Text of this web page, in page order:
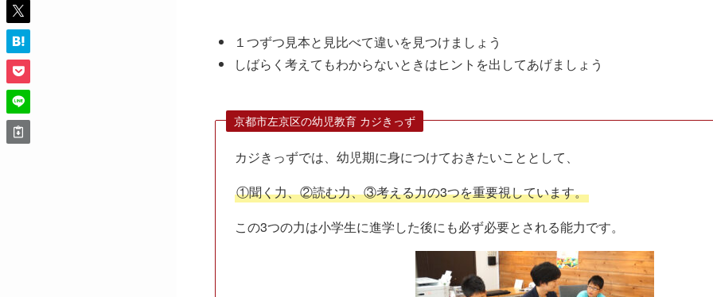
１つずつ見本と見比べて違いを見つけましょう
しばらく考えてもわからないときはヒントを出してあげましょう
京都市左京区の幼児教育 カジきっず
カジきっずでは、幼児期に身につけておきたいこととして、
①聞く力、②読む力、③考える力の3つを重要視しています。
この3つの力は小学生に進学した後にも必ず必要とされる能力です。